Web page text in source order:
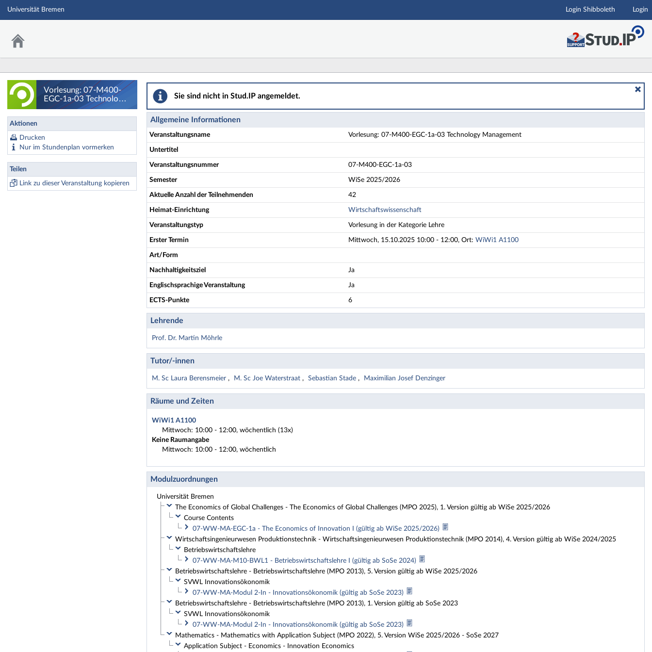
Hauptnavigation
Universität Bremen Login Shibboleth Login
Vorlesung: 07-M400-
EGC-1a-03 Technology
Management - Details
Aktionen
Drucken
Nur im Stundenplan vormerken
Teilen
Link zu dieser Veranstaltung kopieren
Vorlesung: 07-M400-EGC-1a-03 Technology Management - Details
Sie sind nicht in Stud.IP angemeldet.
Allgemeine Informationen
Veranstaltungsname Vorlesung: 07-M400-EGC-1a-03 Technology Management
Untertitel
Veranstaltungsnummer 07-M400-EGC-1a-03
Semester WiSe 2025/2026
Aktuelle Anzahl der Teilnehmenden 42
Heimat-Einrichtung Wirtschaftswissenschaft
Veranstaltungstyp Vorlesung in der Kategorie Lehre
Erster Termin Mittwoch, 15.10.2025 10:00 - 12:00, Ort: WiWi1 A1100
Art/Form
Nachhaltigkeitsziel Ja
Englischsprachige Veranstaltung Ja
ECTS-Punkte 6
Lehrende
Prof. Dr. Martin Möhrle
Tutor/-innen
M. Sc Laura Berensmeier M. Sc Joe Waterstraat Sebastian Stade Maximilian Josef Denzinger
Räume und Zeiten
WiWi1 A1100
Mittwoch: 10:00 - 12:00, wöchentlich (13x)
Keine Raumangabe
Mittwoch: 10:00 - 12:00, wöchentlich
Modulzuordnungen
Universität Bremen
The Economics of Global Challenges - The Economics of Global Challenges (MPO 2025), 1. Version gültig ab WiSe 2025/2026
Course Contents
07-WW-MA-EGC-1a - The Economics of Innovation I (gültig ab WiSe 2025/2026)
Wirtschaftsingenieurwesen Produktionstechnik - Wirtschaftsingenieurwesen Produktionstechnik (MPO 2014), 4. Version gültig ab WiSe 2024/2025
Betriebswirtschaftslehre
07-WW-MA-M10-BWL1 - Betriebswirtschaftslehre I (gültig ab SoSe 2024)
Betriebswirtschaftslehre - Betriebswirtschaftslehre (MPO 2013), 5. Version gültig ab WiSe 2025/2026
SVWL Innovationsökonomik
07-WW-MA-Modul 2-In - Innovationsökonomik (gültig ab SoSe 2023)
Betriebswirtschaftslehre - Betriebswirtschaftslehre (MPO 2013), 1. Version gültig ab SoSe 2023
SVWL Innovationsökonomik
07-WW-MA-Modul 2-In - Innovationsökonomik (gültig ab SoSe 2023)
Mathematics - Mathematics with Application Subject (MPO 2022), 5. Version WiSe 2025/2026 - SoSe 2027
Application Subject - Economics - Innovation Economics